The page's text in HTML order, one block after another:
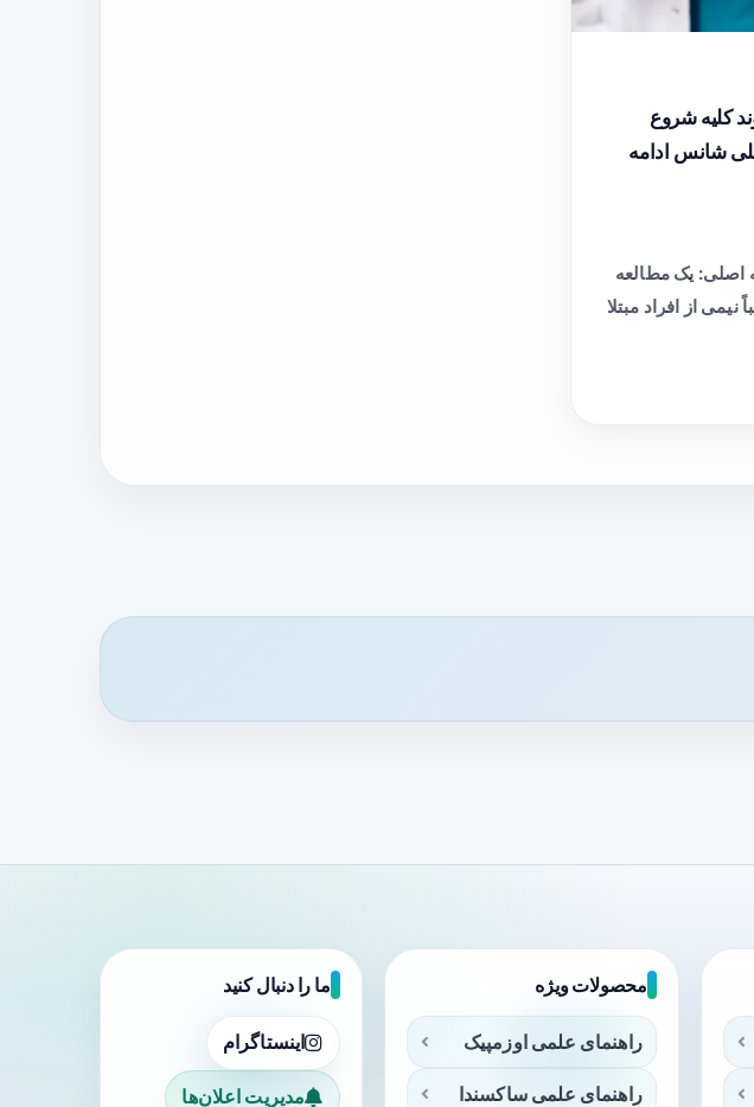
کلیه شروع
شانس ادامه
اصلی: یک مطالعه
نیمی از افراد مبتلا
محصولات ویژه
راهنمای علمی اوزمپیک
راهنمای علمی ساکسندا
ما را دنبال کنید
اینستاگرام
مدیریت اعلان‌ها